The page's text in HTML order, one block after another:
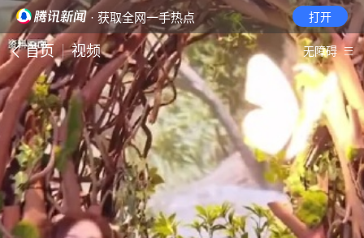
· 获取全网一手热点 打开
首页 视频 无障碍